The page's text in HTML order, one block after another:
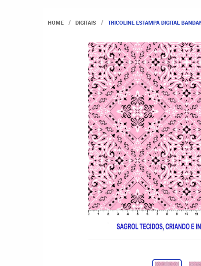
HOME DIGITAIS TRICOLINE ESTAMPA DIGITAL